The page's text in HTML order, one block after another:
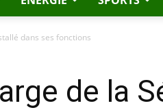
dans ses fonctions
de la